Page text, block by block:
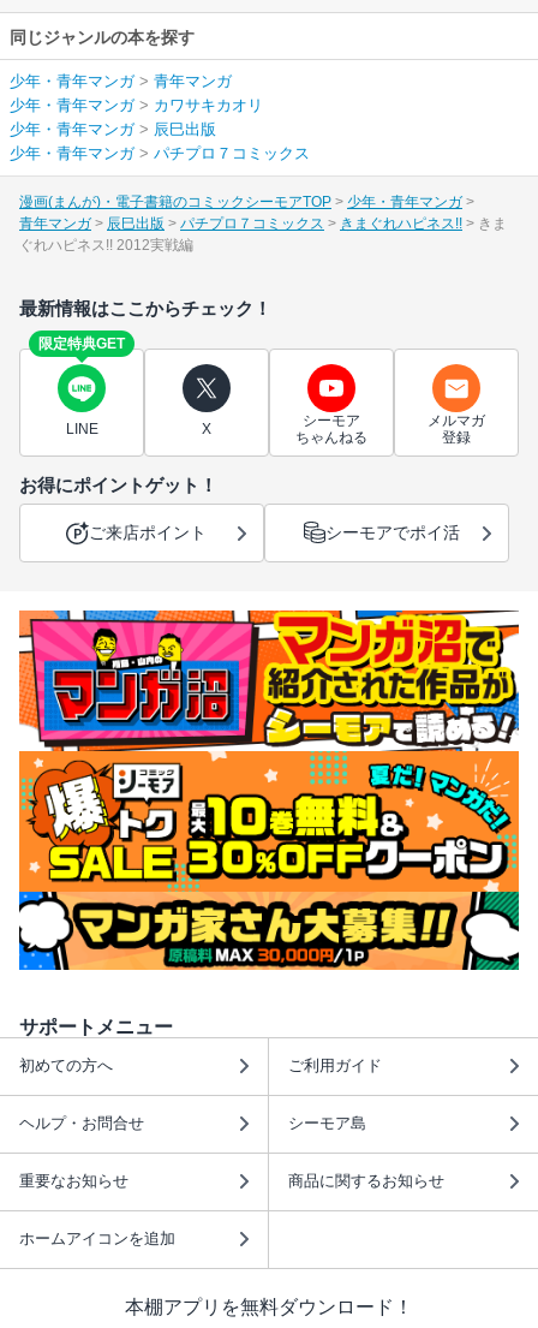
同じジャンルの本を探す
少年・青年マンガ> 青年マンガ
少年・青年マンガ> カワサキカオリ
少年・青年マンガ> 辰巳出版
少年・青年マンガ> パチプロ７コミックス
漫画(まんが)・電子書籍のコミックシーモアTOP
少年・青年マンガ
青年マンガ
辰巳出版 パチプロ７コミックス きまぐれハピネス!!
きま
ぐれハピネス!! 2012実戦編
最新情報はここからチェック！
限定特典GET
LINE X
シーモア
ちゃんねる
メルマガ
登録
お得にポイントゲット！
ご来店ポイント シーモアでポイ活
サポートメニュー
初めての方へ ご利用ガイド
ヘルプ・お問合せ シーモア島
重要なお知らせ 商品に関するお知らせ
ホームアイコンを追加
本棚アプリを無料ダウンロード！